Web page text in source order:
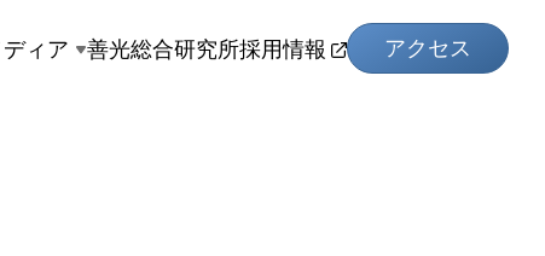
ィア 善光総合研究所採用情報 アクセス